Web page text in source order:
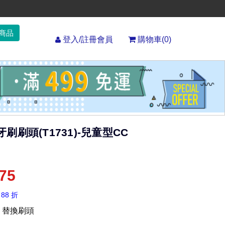
登入/註冊會員 購物車(0)
刷刷頭(T1731)-兒童型CC
折
替換刷頭